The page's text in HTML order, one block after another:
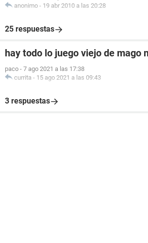
anonimo - 19 abr 2010 a las 20:28
25 respuestas
hay todo lo juego viejo de mago
paco - 7 ago 2021 a las 17:38
currita - 15 ago 2021 a las 09:43
3 respuestas